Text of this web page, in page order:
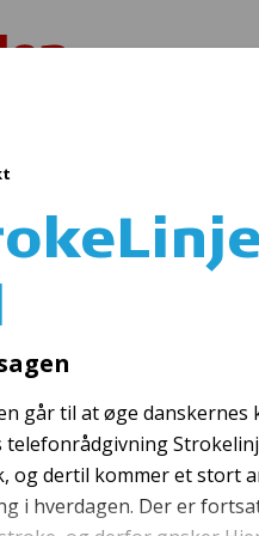
går til at øge danskernes
telefonrådgivning
og dertil kommer et stort
i hverdagen. Der er